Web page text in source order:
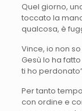
Quel giorno,
toccato la
qualcosa, è
Vince, io non
Gesù lo ha
ti ho
Per tanto
con ordine e